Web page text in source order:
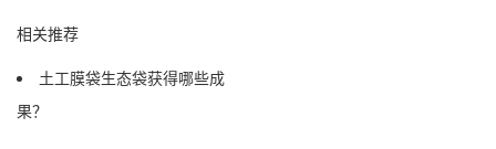
相关推荐
土工膜袋生态袋获得哪些成
果？